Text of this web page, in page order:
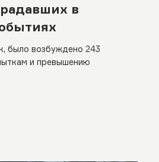
в
было возбуждено 243
и превышению